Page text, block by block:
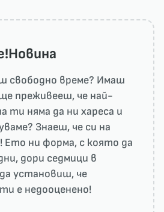
свободно време? Имаш
преживееш, че най-
ти няма да ни харесa и
Знаеш, че си на
ни форма, с която да
дори седмици в
установиш, че
е недооценено!